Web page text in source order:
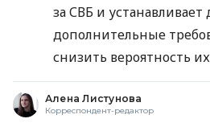
за СВБ и устанавливает
дополнительные
снизить вероятность
Алена Листунова
Корреспондент-редактор